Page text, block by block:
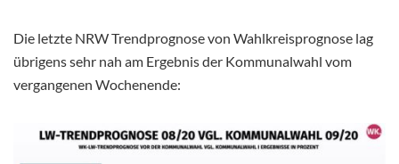
Die letzte NRW Trendprognose von Wahlkreisprognose lag
übrigens sehr nah am Ergebnis der Kommunalwahl vom
vergangenen Wochenende: